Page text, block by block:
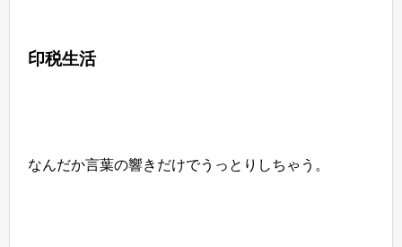
印税生活
なんだか言葉の響きだけでうっとりしちゃう。